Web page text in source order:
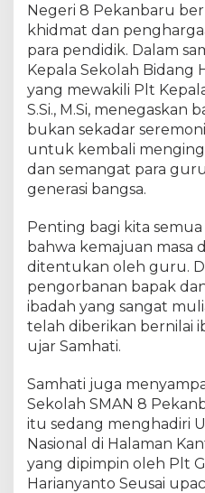
i
G
u
r
u
N
a
o
n
l
2
0
2
5
,
D
i
n
g
Negeri 8 Pekanbaru
khidmat dan
para pendidik. Dalam
Kepala Sekolah Bidang
yang mewakili Plt
S.Si., M.Si, menegaskan
bukan sekadar
untuk kembali
dan semangat para
generasi bangsa.
Penting bagi kita
bahwa kemajuan masa
ditentukan oleh guru.
pengorbanan bapak
ibadah yang sangat
telah diberikan bernilai
ujar Samhati.
Samhati juga
Sekolah SMAN 8
itu sedang menghadiri
Nasional di Halaman
yang dipimpin oleh Plt
Harianyanto Seusai